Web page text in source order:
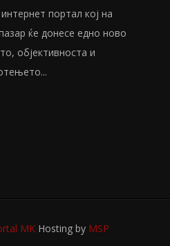
портал кој на
ќе донесе едно ново
објективноста и
MK Hosting by MSP